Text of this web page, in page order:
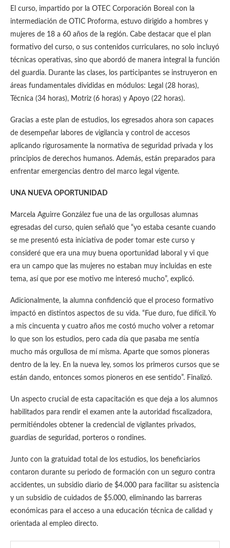
El curso, impartido por la OTEC Corporación Boreal con la
intermediación de OTIC Proforma, estuvo dirigido a hombres y
mujeres de 18 a 60 años de la región. Cabe destacar que el plan
formativo del curso, o sus contenidos curriculares, no solo incluyó
técnicas operativas, sino que abordó de manera integral la función
del guardia. Durante las clases, los participantes se instruyeron en
áreas fundamentales divididas en módulos: Legal (28 horas),
Técnica (34 horas), Motriz (6 horas) y Apoyo (22 horas).
Gracias a este plan de estudios, los egresados ahora son capaces
de desempeñar labores de vigilancia y control de accesos
aplicando rigurosamente la normativa de seguridad privada y los
principios de derechos humanos. Además, están preparados para
enfrentar emergencias dentro del marco legal vigente.
UNA NUEVA OPORTUNIDAD
Marcela Aguirre González fue una de las orgullosas alumnas
egresadas del curso, quien señaló que “yo estaba cesante cuando
se me presentó esta iniciativa de poder tomar este curso y
consideré que era una muy buena oportunidad laboral y vi que
era un campo que las mujeres no estaban muy incluidas en este
tema, así que por ese motivo me interesó mucho”, explicó.
Adicionalmente, la alumna confidenció que el proceso formativo
impactó en distintos aspectos de su vida. “Fue duro, fue difícil. Yo
a mis cincuenta y cuatro años me costó mucho volver a retomar
lo que son los estudios, pero cada día que pasaba me sentía
mucho más orgullosa de mí misma. Aparte que somos pioneras
dentro de la ley. En la nueva ley, somos los primeros cursos que se
están dando, entonces somos pioneros en ese sentido”. Finalizó.
Un aspecto crucial de esta capacitación es que deja a los alumnos
habilitados para rendir el examen ante la autoridad fiscalizadora,
permitiéndoles obtener la credencial de vigilantes privados,
guardias de seguridad, porteros o rondines.
Junto con la gratuidad total de los estudios, los beneficiarios
contaron durante su periodo de formación con un seguro contra
accidentes, un subsidio diario de $4.000 para facilitar su asistencia
y un subsidio de cuidados de $5.000, eliminando las barreras
económicas para el acceso a una educación técnica de calidad y
orientada al empleo directo.